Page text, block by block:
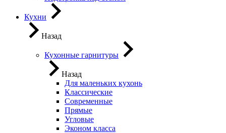
Кухни
Назад
Кухонные гарнитуры
Назад
Для маленьких кухонь
Классические
Современные
Прямые
Угловые
Эконом класса